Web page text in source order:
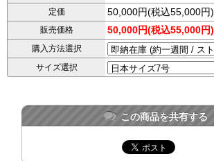
定価 50,000円(税込55,000円)
販売価格 50,000円(税込55,000円)
購入方法選択
サイズ選択
この商品を共有する